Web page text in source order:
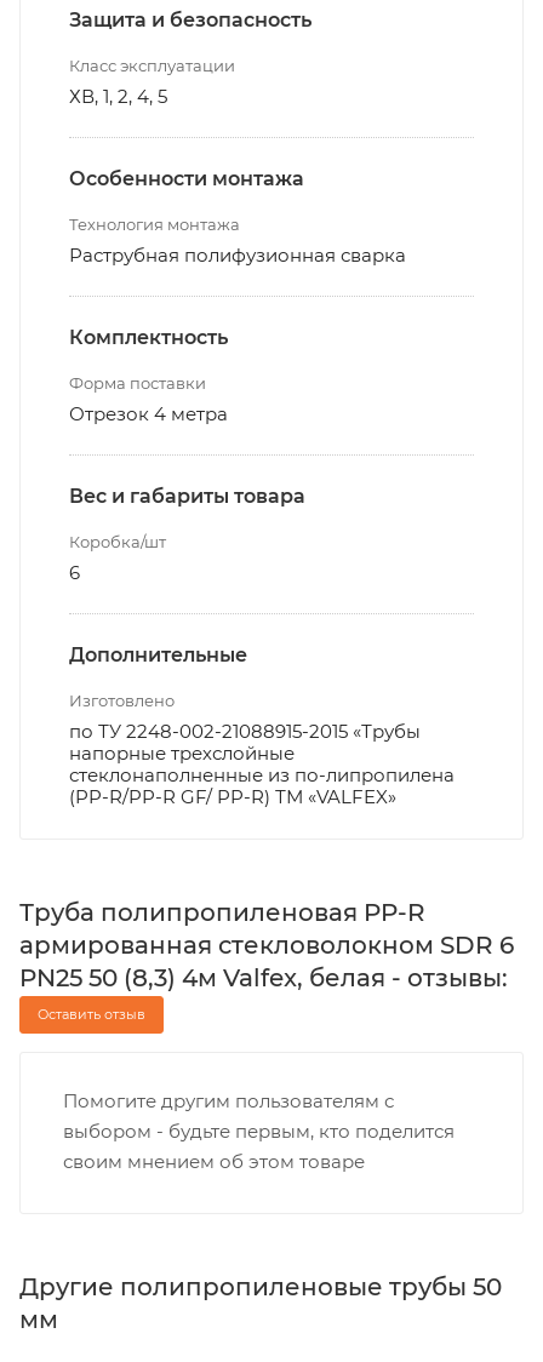
Защита и безопасность
Класс эксплуатации
ХВ, 1, 2, 4, 5
Особенности монтажа
Технология монтажа
Раструбная полифузионная сварка
Комплектность
Форма поставки
Отрезок 4 метра
Вес и габариты товара
Коробка/шт
6
Дополнительные
Изготовлено
по ТУ 2248-002-21088915-2015 «Трубы
напорные трехслойные
стеклонаполненные из по-липропилена
(PP-R/PP-R GF/ PP-R) ТМ «VALFEX»
Труба полипропиленовая PP-R
армированная стекловолокном SDR 6
PN25 50 (8,3) 4м Valfex, белая - отзывы:
Оставить отзыв
Помогите другим пользователям с
выбором - будьте первым, кто поделится
своим мнением об этом товаре
Другие полипропиленовые трубы 50
мм